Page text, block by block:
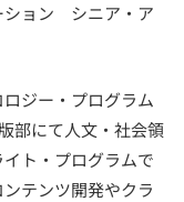
ション シニア・ア
ジー・プログラム
部にて人文・社会領
ト・プログラムで
テンツ開発やクラ